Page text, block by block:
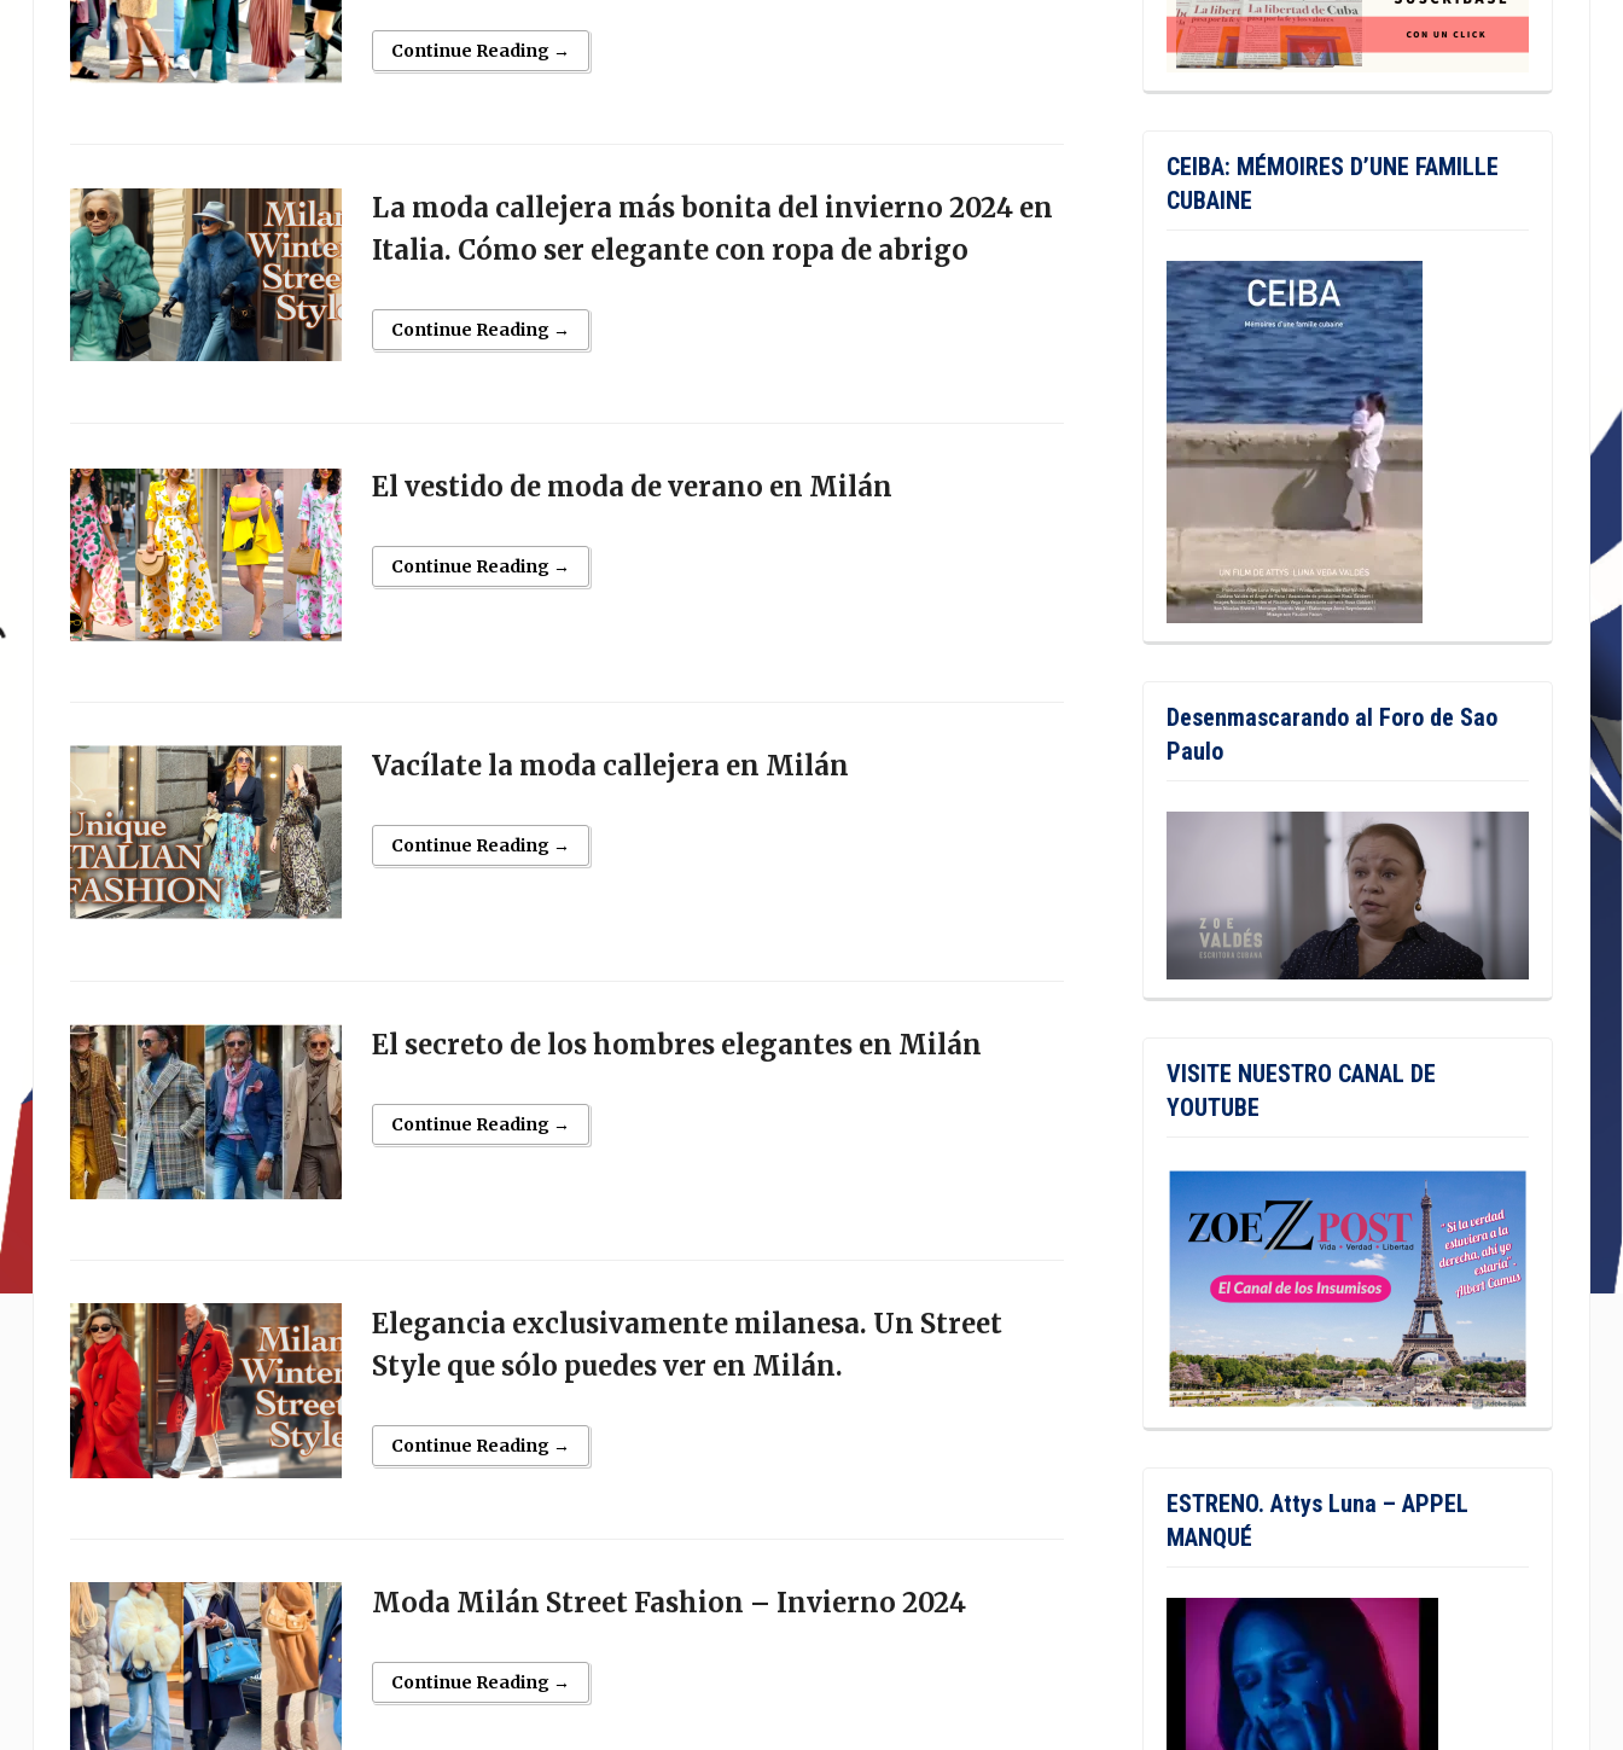
Continue Reading →
La moda callejera más bonita del invierno 2024 en
Italia. Cómo ser elegante con ropa de abrigo
Continue Reading →
El vestido de moda de verano en Milán
Continue Reading →
Vacílate la moda callejera en Milán
Continue Reading →
El secreto de los hombres elegantes en Milán
Continue Reading →
Elegancia exclusivamente milanesa. Un Street
Style que sólo puedes ver en Milán.
Continue Reading →
Moda Milán Street Fashion – Invierno 2024
Continue Reading →
CEIBA: MÉMOIRES D’UNE FAMILLE
CUBAINE
Desenmascarando al Foro de Sao
Paulo
VISITE NUESTRO CANAL DE
YOUTUBE
ESTRENO. Attys Luna – APPEL
MANQUÉ